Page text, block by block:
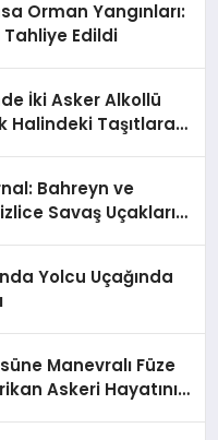
Orman Yangınları:
Tahliye Edildi
İki Asker Alkollü
Halindeki Taşıtlara
Bahreyn ve
Savaş Uçakları
Yolcu Uçağında
Manevralı Füze
Askeri Hayatını